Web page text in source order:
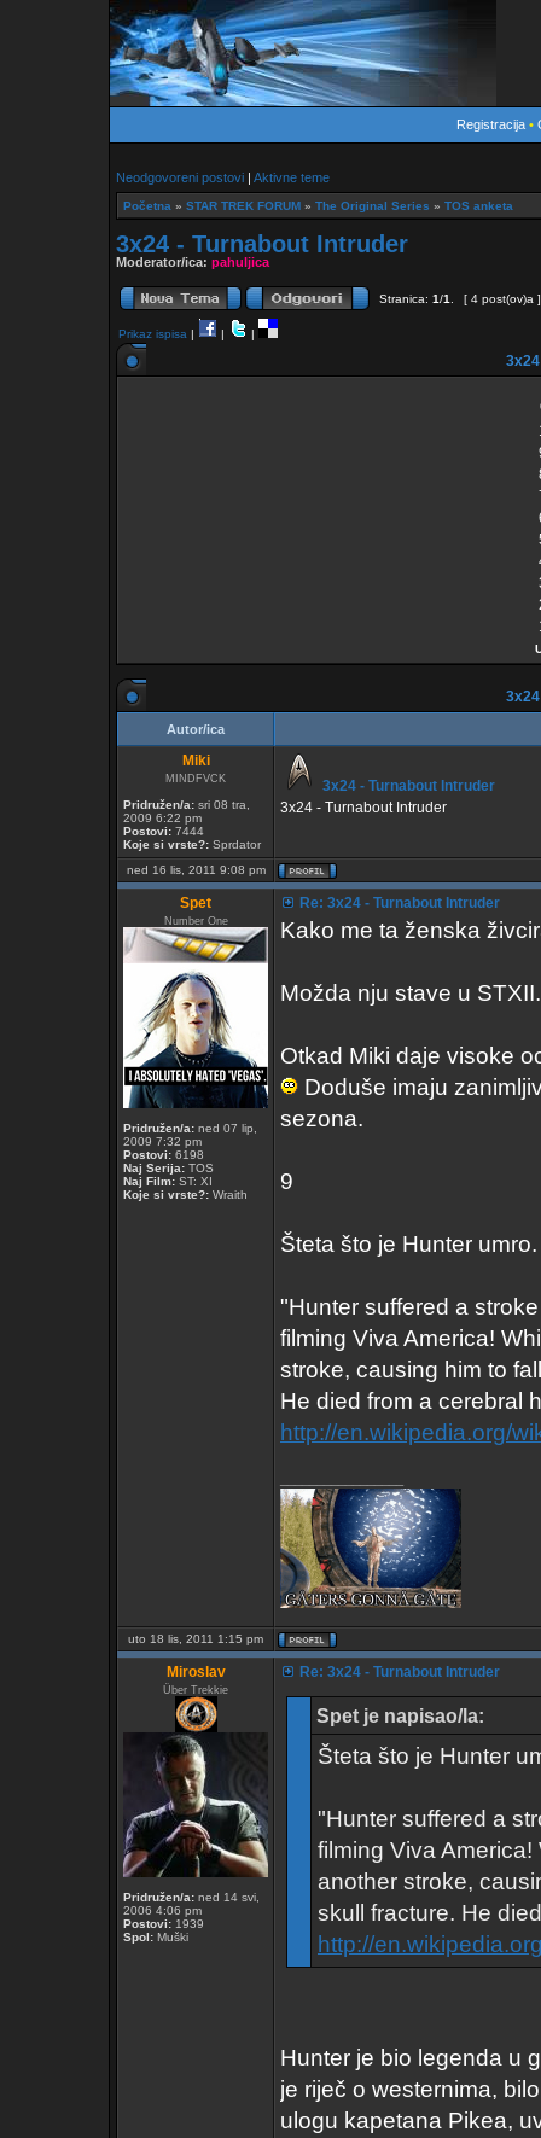
Registracija•
Neodgovoreni postovi | Aktivne teme
Početna » STAR TREK FORUM » The Original Series » TOS anketa
3x24 - Turnabout Intruder
Moderator/ica: pahuljica
Stranica: 1/1 [ 4 post(ov)a
Prikaz ispisa | | |
Autor/ica
Miki
MINDFVCK
Pridružen/a: sri 08 tra,
2009 6:22 pm
Postovi: 7444
Koje si vrste?: Sprdator
3x24 - Turnabout Intruder
3x24 - Turnabout Intruder
ned 16 lis, 2011 9:08 pm
Spet
Number One
Pridružen/a: ned 07 lip,
2009 7:32 pm
Postovi: 6198
Naj Serija: TOS
Naj Film: ST: XI
Koje si vrste?: Wraith
Re: 3x24 - Turnabout Intruder
Kako me ta ženska
Možda nju stave u
Otkad Miki daje visoke
Doduše imaju
sezona.
9
Šteta što je Hunter
"Hunter suffered a
filming Viva America!
stroke, causing him to
He died from a cerebral
http://en.wikipedia.org/
uto 18 lis, 2011 1:15 pm
Miroslav
Über Trekkie
Pridružen/a: ned 14 svi,
2006 4:06 pm
Postovi: 1939
Spol: Muški
Re: 3x24 - Turnabout Intruder
Spet je napisao/la:
Šteta što je Hunter
"Hunter suffered a
filming Viva
another stroke,
skull fracture. He
http://
Hunter je bio legenda u
je riječ o westernima,
ulogu kapetana Pikea,